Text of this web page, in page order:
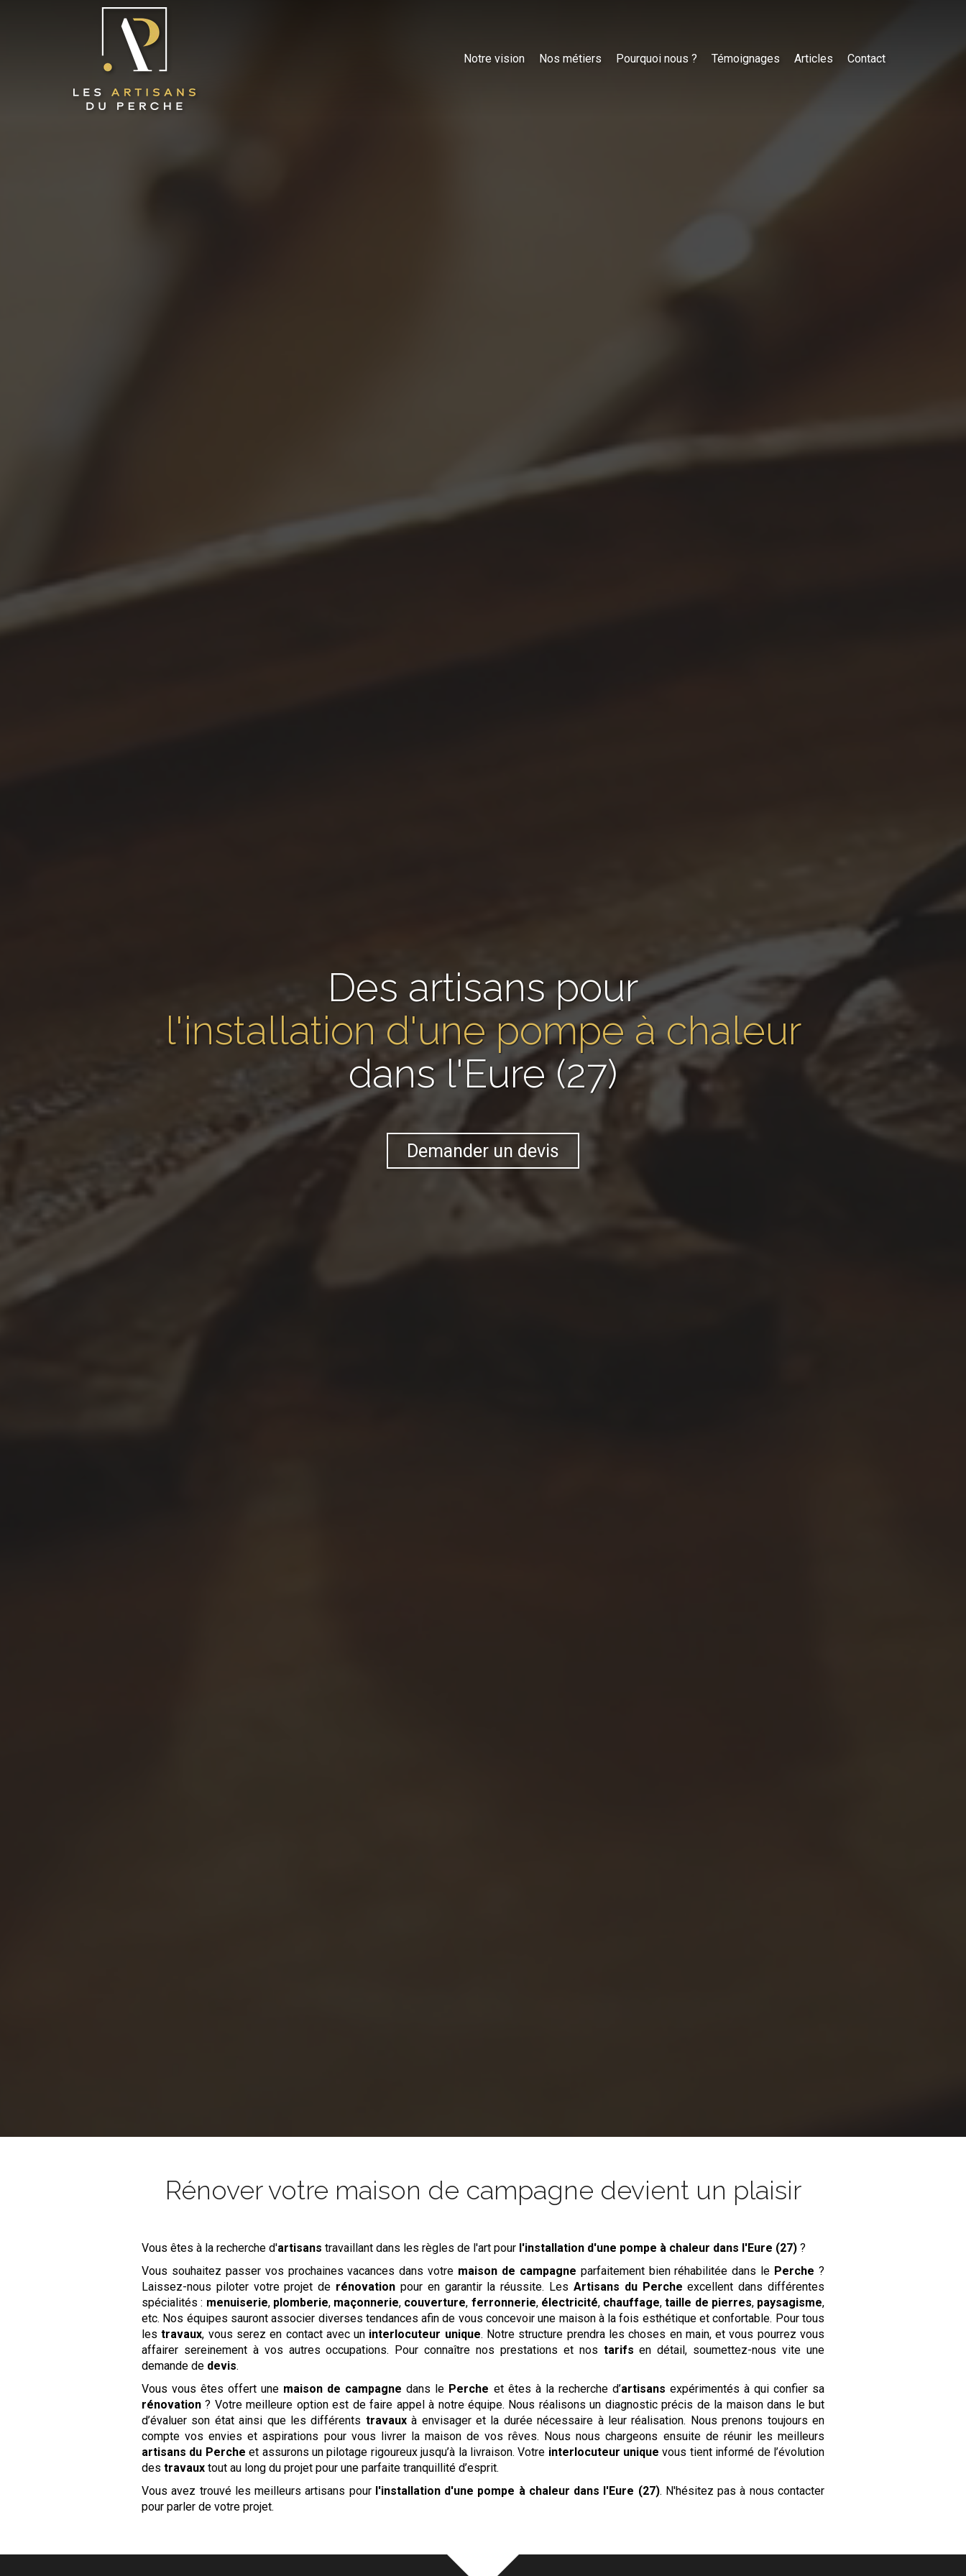
Notre vision Nos métiers Pourquoi nous ? Témoignages Articles Contact
Des artisans pour
l'installation d'une pompe à chaleur
dans l'Eure (27)
Demander un devis
Rénover votre maison de campagne devient un plaisir
Vous êtes à la recherche d'artisanstravaillant dans les règles de l'art pour l'installation d'une pompe à chaleur dans l'Eure (27) ?
Vous souhaitez passer vos prochaines vacances dans votre maison de campagne parfaitement bien réhabilitée dans le Perche ?
Laissez-nous piloter votre projet de rénovation pour en garantir la réussite. Les Artisans du Perche excellent dans différentes
spécialités : menuiserie, plomberie, maçonnerie, couverture, ferronnerie, électricité, chauffage,taille de pierres, paysagisme,
etc. Nos équipes sauront associer diverses tendances afin de vous concevoir une maison à la fois esthétique et confortable. Pour tous
lestravaux, vous serez en contact avec un interlocuteur unique. Notre structure prendra les choses en main, et vous pourrez vous
affairer sereinement à vos autres occupations. Pour connaître nos prestations et nos tarifs en détail, soumettez-nous vite une
demande de devis.
Vous vous êtes offert une maison de campagne dans le Perche et êtes à la recherche d’artisans expérimentés à qui confier sa
rénovation ? Votre meilleure option est de faire appel à notre équipe. Nous réalisons un diagnostic précis de la maison dans le but
d’évaluer son état ainsi que les différents travauxà envisager et la durée nécessaire à leur réalisation. Nous prenons toujours en
compte vos envies et aspirations pour vous livrer la maison de vos rêves. Nous nous chargeons ensuite de réunir les meilleurs
artisans du Percheet assurons un pilotage rigoureux jusqu’à la livraison. Votre interlocuteur unique vous tient informé de l’évolution
destravaux tout au long du projet pour une parfaite tranquillité d’esprit.
Vous avez trouvé les meilleurs artisans pour l'installation d'une pompe à chaleur dans l'Eure (27). N'hésitez pas à nous contacter
pour parler de votre projet.